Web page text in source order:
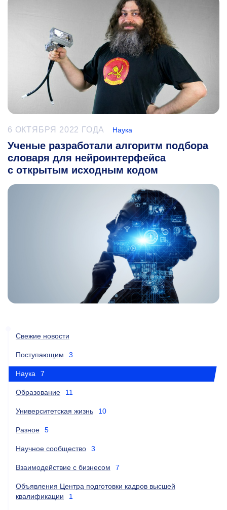
6 ОКТЯБРЯ 2022 ГОДА Наука
Ученые разработали алгоритм подбора
словаря для нейроинтерфейса
с открытым исходным кодом
Свежие новости
Поступающим 3
Наука 7
Образование 11
Университетская жизнь 10
Разное 5
Научное сообщество 3
Взаимодействие с бизнесом 7
Объявления Центра подготовки кадров высшей
квалификации
1